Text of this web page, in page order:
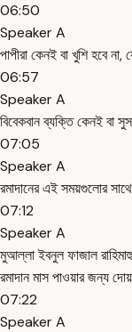
06:50
Speaker A
পাপীরা কেনই বা খুশি হবে
06:57
Speaker A
বিবেকবান ব্যক্তি কেনই বা
07:05
Speaker A
রমাদানের এই সময়গুলোর
07:12
Speaker A
মুআল্লা ইবনুল ফাজাল
রমাদান মাস পাওয়ার জন্য
07:22
Speaker A